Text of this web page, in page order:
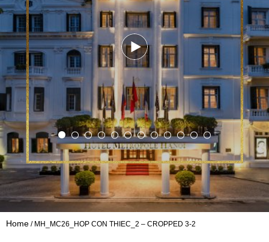
Home MH_MC26_HOP CON THIEC_2 – CROPPED 3-2